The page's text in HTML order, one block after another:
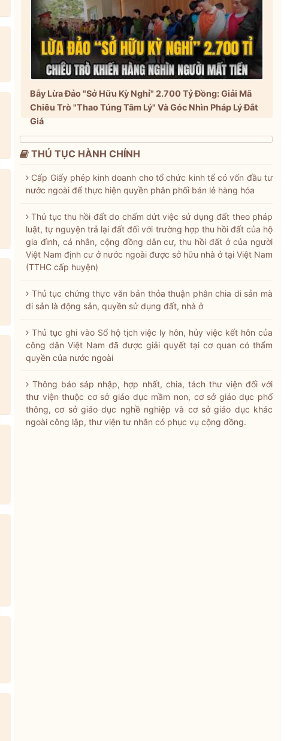
Bẫy Lừa Đảo "Sở Hữu Kỳ Nghỉ" 2.700 Tỷ Đồng: Giải Mã
Chiêu Trò "Thao Túng Tâm Lý" Và Góc Nhìn Pháp Lý Đắt
Giá
THỦ TỤC HÀNH CHÍNH
Cấp Giấy phép kinh doanh cho tổ chức kinh tế có vốn đầu tư
nước ngoài để thực hiện quyền phân phối bán lẻ hàng hóa
Thủ tục thu hồi đất do chấm dứt việc sử dụng đất theo pháp
luật, tự nguyện trả lại đất đối với trường hợp thu hồi đất của hộ
gia đình, cá nhân, cộng đồng dân cư, thu hồi đất ở của người
Việt Nam định cư ở nước ngoài được sở hữu nhà ở tại Việt Nam
(TTHC cấp huyện)
Thủ tục chứng thực văn bản thỏa thuận phân chia di sản mà
di sản là động sản, quyền sử dụng đất, nhà ở
Thủ tục ghi vào Sổ hộ tịch việc ly hôn, hủy việc kết hôn của
công dân Việt Nam đã được giải quyết tại cơ quan có thẩm
quyền của nước ngoài
Thông báo sáp nhập, hợp nhất, chia, tách thư viện đối với
thư viện thuộc cơ sở giáo dục mầm non, cơ sở giáo dục phổ
thông, cơ sở giáo dục nghề nghiệp và cơ sở giáo dục khác
ngoài công lập, thư viện tư nhân có phục vụ cộng đồng.